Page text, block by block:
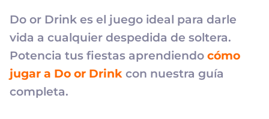
Do or Drink es el juego ideal para darle
vida a cualquier despedida de soltera.
Potencia tus fiestas aprendiendo cómo
jugar a Do or Drink con nuestra guía
completa.